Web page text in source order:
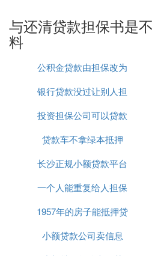
属于后者，购房人则应要求
交房时，地下水的使用已经过
能出示检疫部门确认的符合饮
供电购房人应要求房地产商
用电和其它不符合要求的用
房地产商在合同上写明，房
供暖购房人购房前也应搞清
式。市政供暖的，应要求房
屋交付时，小区供热已纳入
的，应要求房地产商在合同
参考资料网络-房屋抵押
参考资料网络-住房抵押贷款
与还清贷款担保书是
料
公积金贷款由担保改为
房产抵押
银行贷款没过让别人担
保
投资担保公司可以贷款
吗
贷款车不拿绿本抵押
长沙正规小额贷款平台
一个人能重复给人担保
贷款吗
1957年的房子能抵押贷
款吗
小额贷款公司卖信息